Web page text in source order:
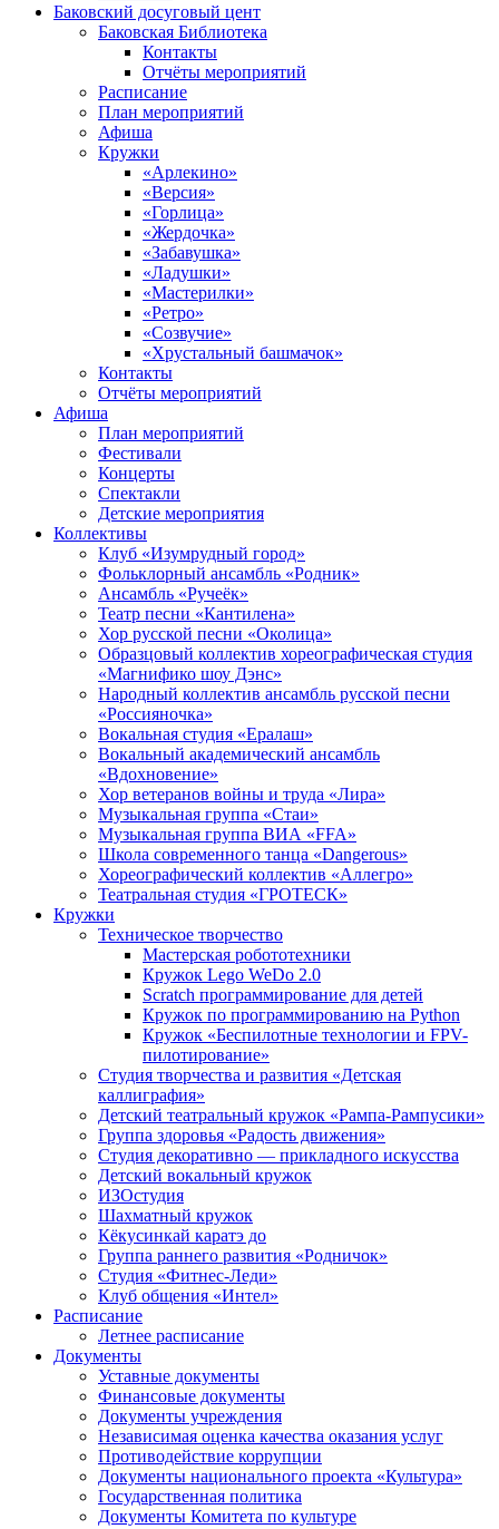
Баковский досуговый цент
Баковская Библиотека
Контакты
Отчёты мероприятий
Расписание
План мероприятий
Афиша
Кружки
«Арлекино»
«Версия»
«Горлица»
«Жердочка»
«Забавушка»
«Ладушки»
«Мастерилки»
«Ретро»
«Созвучие»
«Хрустальный башмачок»
Контакты
Отчёты мероприятий
Афиша
План мероприятий
Фестивали
Концерты
Спектакли
Детские мероприятия
Коллективы
Клуб «Изумрудный город»
Фольклорный ансамбль «Родник»
Ансамбль «Ручеёк»
Театр песни «Кантилена»
Хор русской песни «Околица»
Образцовый коллектив хореографическая студия
«Магнифико шоу Дэнс»
Народный коллектив ансамбль русской песни
«Россияночка»
Вокальная студия «Ералаш»
Вокальный академический ансамбль
«Вдохновение»
Хор ветеранов войны и труда «Лира»
Музыкальная группа «Стаи»
Музыкальная группа ВИА «FFA»
Школа современного танца «Dangerous»
Хореографический коллектив «Аллегро»
Театральная студия «ГРОТЕСК»
Кружки
Техническое творчество
Мастерская робототехники
Кружок Lego WeDo 2.0
Scratch программирование для детей
Кружок по программированию на Python
Кружок «Беспилотные технологии и FPV-
пилотирование»
Студия творчества и развития «Детская
каллиграфия»
Детский театральный кружок «Рампа-Рампусики»
Группа здоровья «Радость движения»
Студия декоративно — прикладного искусства
Детский вокальный кружок
ИЗОстудия
Шахматный кружок
Кёкусинкай каратэ до
Группа раннего развития «Родничок»
Cтудия «Фитнес-Леди»
Клуб общения «Интел»
Расписание
Летнее расписание
Документы
Уставные документы
Финансовые документы
Документы учреждения
Независимая оценка качества оказания услуг
Противодействие коррупции
Документы национального проекта «Культура»
Государственная политика
Документы Комитета по культуре